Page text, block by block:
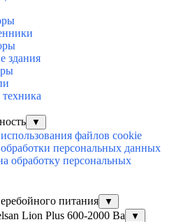
здания
▼
файлов cookie
персональных данных
обработку персональных
питания ▼
Lion Plus 600-2000 Ва ▼